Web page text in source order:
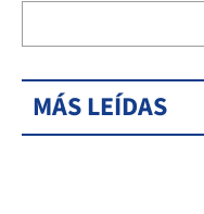
MÁS LEÍDAS